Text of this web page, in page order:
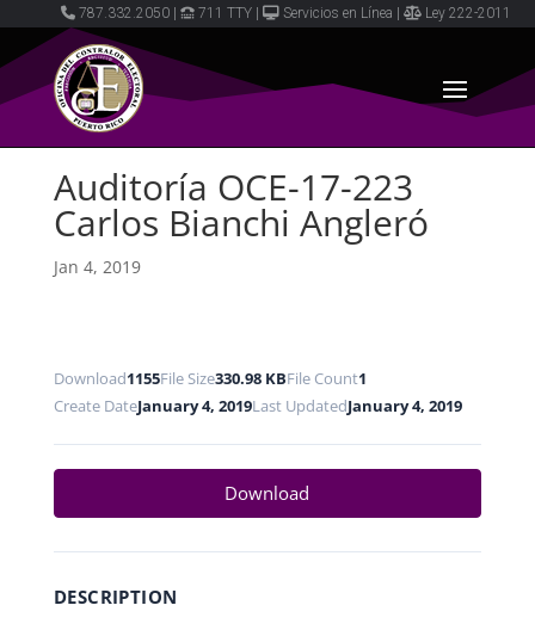
787.332.2050 711 TTY Servicios en Línea Ley 222-2011
Auditoría OCE-17-223
Carlos Bianchi Angleró
Jan 4, 2019
Download1155File Size330.98 KBFile Count1
Create DateJanuary 4, 2019Last UpdatedJanuary 4, 2019
Download
DESCRIPTION